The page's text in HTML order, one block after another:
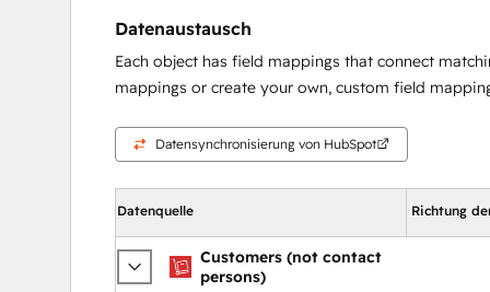
Datenaustausch
Each object has field mappings that connect
mappings or create your own, custom field
Datensynchronisierung von HubSpot
Datenquelle Richtung
Customers (not contact
persons)